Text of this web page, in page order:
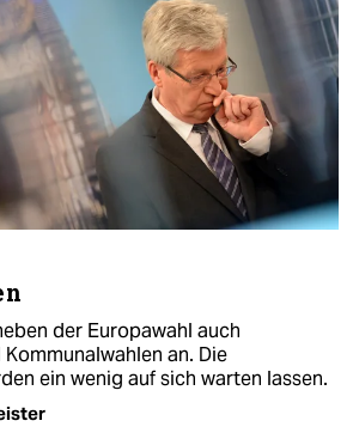
der Europawahl auch
an. Die
ein wenig auf sich warten lassen.